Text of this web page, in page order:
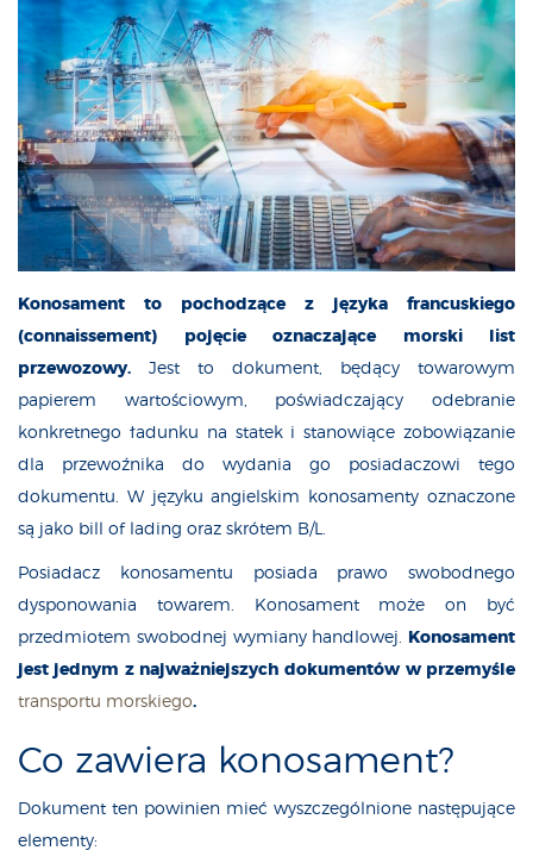
Konosament to pochodzące z języka francuskiego
(connaissement) pojęcie oznaczające morski list
przewozowy. Jest to dokument, będący towarowym
papierem wartościowym, poświadczający odebranie
konkretnego ładunku na statek i stanowiące zobowiązanie
dla przewoźnika do wydania go posiadaczowi tego
dokumentu. W języku angielskim konosamenty oznaczone
są jako bill of lading oraz skrótem B/L.
Posiadacz konosamentu posiada prawo swobodnego
dysponowania towarem. Konosament może on być
przedmiotem swobodnej wymiany handlowej.
Konosament
jest jednym z najważniejszych dokumentów w przemyśle
transportu morskiego.
Co zawiera konosament?
Dokument ten powinien mieć wyszczególnione następujące
elementy: